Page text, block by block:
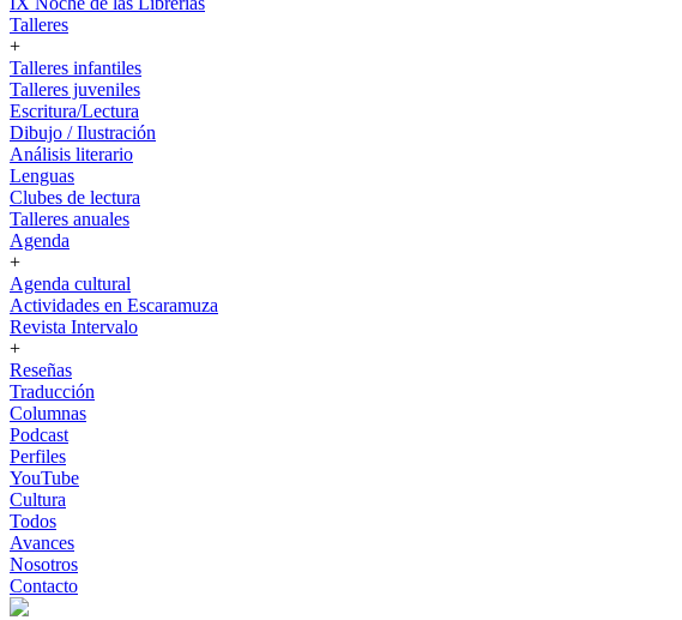
Talleres
+
Talleres infantiles
Talleres juveniles
Escritura/Lectura
Dibujo / Ilustración
Análisis literario
Lenguas
Clubes de lectura
Talleres anuales
Agenda
+
Agenda cultural
Actividades en Escaramuza
Revista Intervalo
+
Reseñas
Traducción
Columnas
Podcast
Perfiles
YouTube
Cultura
Todos
Avances
Nosotros
Contacto